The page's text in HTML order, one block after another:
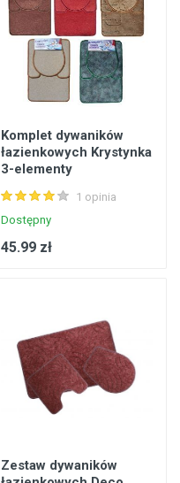
Komplet dywaników
łazienkowych Krystynka
3-elementy
1 opinia
Dostępny
45.99 zł
Zestaw dywaników